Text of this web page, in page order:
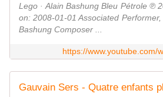
Lego · Alain Bashung Bleu Pétrole ℗
on: 2008-01-01 Associated
Bashung Composer ...
https://www.youtube.com/